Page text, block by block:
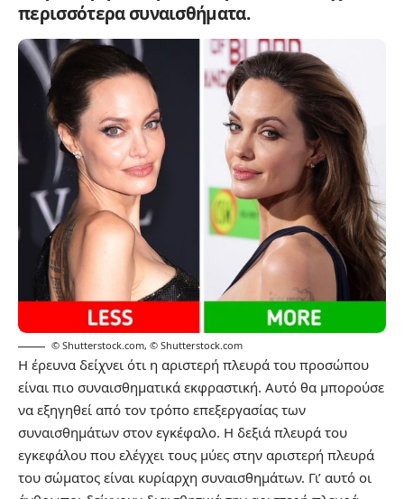
περισσότερα συναισθήματα.
© Shutterstock.com, © Shutterstock.com
Η έρευνα δείχνει ότι η αριστερή πλευρά του προσώπου
είναι πιο συναισθηματικά εκφραστική. Αυτό θα μπορούσε
να εξηγηθεί από τον τρόπο επεξεργασίας των
συναισθημάτων στον εγκέφαλο. Η δεξιά πλευρά του
εγκεφάλου που ελέγχει τους μύες στην αριστερή πλευρά
του σώματος είναι κυρίαρχη συναισθημάτων. Γι’ αυτό οι